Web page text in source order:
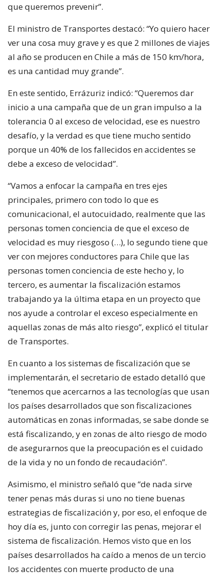
que queremos prevenir”.
El ministro de Transportes destacó: “Yo quiero hacer
ver una cosa muy grave y es que 2 millones de viajes
al año se producen en Chile a más de 150 km/hora,
es una cantidad muy grande”.
En este sentido, Errázuriz indicó: “Queremos dar
inicio a una campaña que de un gran impulso a la
tolerancia 0 al exceso de velocidad, ese es nuestro
desafío, y la verdad es que tiene mucho sentido
porque un 40% de los fallecidos en accidentes se
debe a exceso de velocidad”.
“Vamos a enfocar la campaña en tres ejes
principales, primero con todo lo que es
comunicacional, el autocuidado, realmente que las
personas tomen conciencia de que el exceso de
velocidad es muy riesgoso (…), lo segundo tiene que
ver con mejores conductores para Chile que las
personas tomen conciencia de este hecho y, lo
tercero, es aumentar la fiscalización estamos
trabajando ya la última etapa en un proyecto que
nos ayude a controlar el exceso especialmente en
aquellas zonas de más alto riesgo”, explicó el titular
de Transportes.
En cuanto a los sistemas de fiscalización que se
implementarán, el secretario de estado detalló que
“tenemos que acercarnos a las tecnologías que usan
los países desarrollados que son fiscalizaciones
automáticas en zonas informadas, se sabe donde se
está fiscalizando, y en zonas de alto riesgo de modo
de asegurarnos que la preocupación es el cuidado
de la vida y no un fondo de recaudación”.
Asimismo, el ministro señaló que “de nada sirve
tener penas más duras si uno no tiene buenas
estrategias de fiscalización y, por eso, el enfoque de
hoy día es, junto con corregir las penas, mejorar el
sistema de fiscalización. Hemos visto que en los
países desarrollados ha caído a menos de un tercio
los accidentes con muerte producto de una